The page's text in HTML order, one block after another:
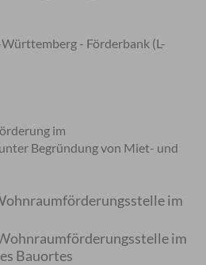
- Förderbank (L-
im
Begründung von Miet- und
im
im
Bauortes